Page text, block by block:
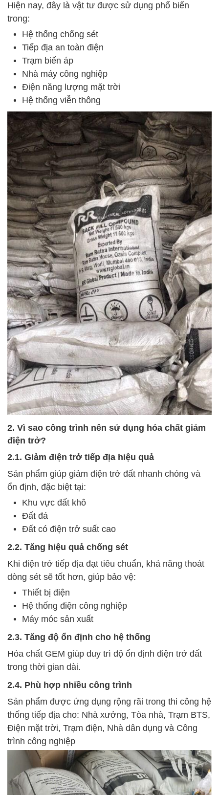
Hiện nay, đây là vật tư được sử dụng phổ biến
trong:
Hệ thống chống sét
Tiếp địa an toàn điện
Trạm biến áp
Nhà máy công nghiệp
Điện năng lượng mặt trời
Hệ thống viễn thông
2. Vì sao công trình nên sử dụng hóa chất giảm
điện trở?
2.1. Giảm điện trở tiếp địa hiệu quả
Sản phẩm giúp giảm điện trở đất nhanh chóng và
ổn định, đặc biệt tại:
Khu vực đất khô
Đất đá
Đất có điện trở suất cao
2.2. Tăng hiệu quả chống sét
Khi điện trở tiếp địa đạt tiêu chuẩn, khả năng thoát
dòng sét sẽ tốt hơn, giúp bảo vệ:
Thiết bị điện
Hệ thống điện công nghiệp
Máy móc sản xuất
2.3. Tăng độ ổn định cho hệ thống
Hóa chất GEM giúp duy trì độ ổn định điện trở đất
trong thời gian dài.
2.4. Phù hợp nhiều công trình
Sản phẩm được ứng dụng rộng rãi trong thi công hệ
thống tiếp địa cho: Nhà xưởng, Tòa nhà, Trạm BTS,
Điện mặt trời, Trạm điện, Nhà dân dụng và Công
trình công nghiệp